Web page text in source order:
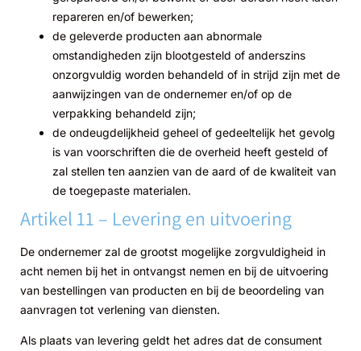
repareren en/of bewerken;
de geleverde producten aan abnormale
omstandigheden zijn blootgesteld of anderszins
onzorgvuldig worden behandeld of in strijd zijn met de
aanwijzingen van de ondernemer en/of op de
verpakking behandeld zijn;
de ondeugdelijkheid geheel of gedeeltelijk het gevolg
is van voorschriften die de overheid heeft gesteld of
zal stellen ten aanzien van de aard of de kwaliteit van
de toegepaste materialen.
Artikel 11 – Levering en uitvoering
De ondernemer zal de grootst mogelijke zorgvuldigheid in
acht nemen bij het in ontvangst nemen en bij de uitvoering
van bestellingen van producten en bij de beoordeling van
aanvragen tot verlening van diensten.
Als plaats van levering geldt het adres dat de consument